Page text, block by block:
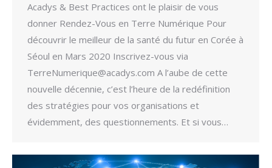
Acadys & Best Practices ont le plaisir de vous
donner Rendez-Vous en Terre Numérique Pour
découvrir le meilleur de la santé du futur en Corée à
Séoul en Mars 2020 Inscrivez-vous via
TerreNumerique@acadys.com A l’aube de cette
nouvelle décennie, c’est l’heure de la redéfinition
des stratégies pour vos organisations et
évidemment, des questionnements. Et si vous…